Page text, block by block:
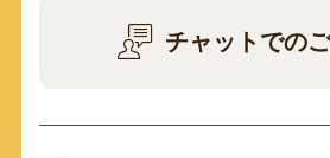
チャットでの